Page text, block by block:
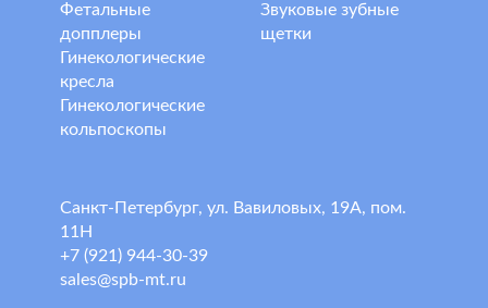
Фетальные
допплеры
Гинекологические
кресла
Гинекологические
кольпоскопы
Звуковые зубные
щетки
Санкт-Петербург, ул. Вавиловых, 19А, пом.
11Н
+7 (921) 944-30-39
sales@spb-mt.ru